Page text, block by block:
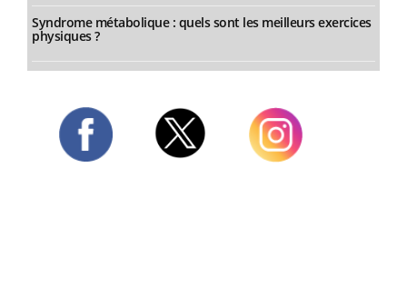
Syndrome métabolique : quels sont les meilleurs exercices
physiques ?